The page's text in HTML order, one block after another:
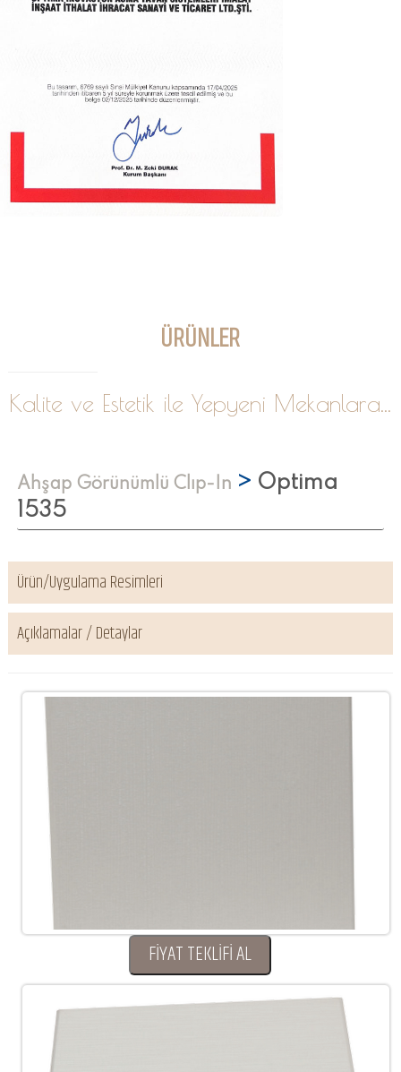
ÜRÜNLER
Kalite ve Estetik ile Yepyeni Mekanlara...
Ahşap Görünümlü Clıp-In > Optima
1535
Ürün/Uygulama Resimleri
Açıklamalar / Detaylar
FİYAT TEKLİFİ AL